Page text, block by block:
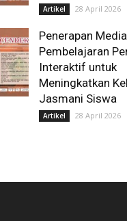
Artikel 28 April 2026
Penerapan Media
Pembelajaran
Interaktif untuk
Meningkatkan
Jasmani Siswa
Artikel 28 April 2026